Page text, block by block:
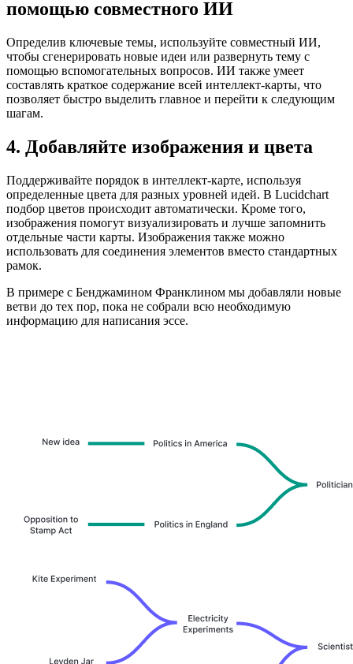
помощью совместного ИИ
Определив ключевые темы, используйте совместный ИИ,
чтобы сгенерировать новые идеи или развернуть тему с
помощью вспомогательных вопросов. ИИ также умеет
составлять краткое содержание всей интеллект-карты, что
позволяет быстро выделить главное и перейти к следующим
шагам.
4. Добавляйте изображения и цвета
Поддерживайте порядок в интеллект-карте, используя
определенные цвета для разных уровней идей. В Lucidchart
подбор цветов происходит автоматически. Кроме того,
изображения помогут визуализировать и лучше запомнить
отдельные части карты. Изображения также можно
использовать для соединения элементов вместо стандартных
рамок.
В примере с Бенджамином Франклином мы добавляли новые
ветви до тех пор, пока не собрали всю необходимую
информацию для написания эссе.